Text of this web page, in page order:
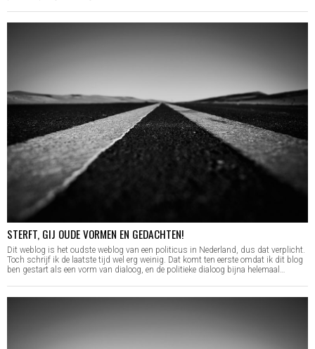
STERFT, GIJ OUDE VORMEN EN GEDACHTEN!
Dit weblog is het oudste weblog van een politicus in Nederland, dus dat verplicht.
Toch schrijf ik de laatste tijd wel erg weinig. Dat komt ten eerste omdat ik dit blog
ben gestart als een vorm van dialoog, en de politieke dialoog bijna helemaal…